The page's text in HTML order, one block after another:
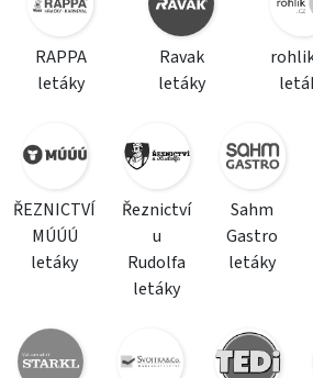
RAPPA
letáky
Ravak
letáky
ŘEZNICTVÍ
MÚÚÚ
letáky
Řeznictví
u
Rudolfa
letáky
Sahm
Gastro
letáky